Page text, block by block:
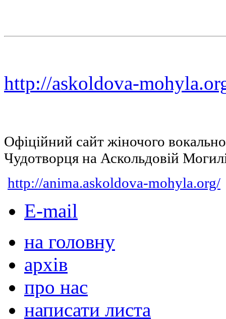
http://askoldova-
Офіційний сайт жіночого
Чудотворця на Аскольдовій
http://anima.askoldova-mohyla.org/
E-mail
на головну
архів
про нас
написати листа